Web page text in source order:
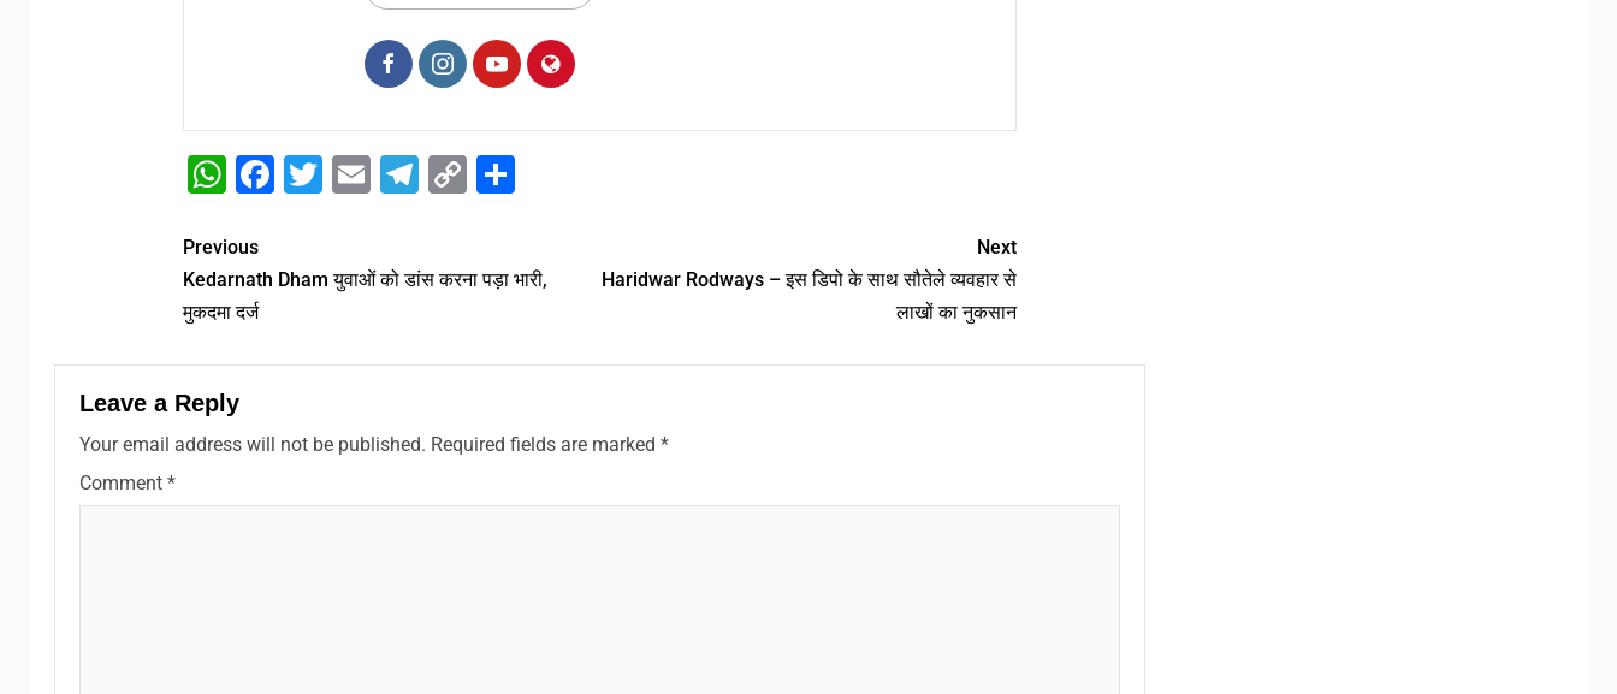
WhatsApp
Facebook
Twitter
EmailTelegram
CopyShare
Previous
Kedarnath Dham युवाओं को डांस करना पड़ा भारी,
मुकदमा दर्ज
Next
Haridwar Rodways – इस डिपो के साथ सौतेले व्यवहार से
लाखों का नुकसान
Leave a Reply
Your email address will not be published. Required fields are marked *
Comment *